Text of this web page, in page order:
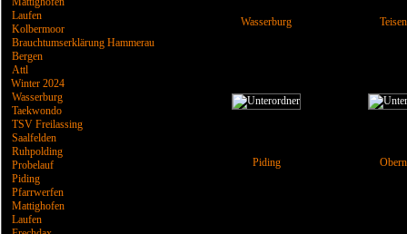
Laufen
Kolbermoor
Brauchtumserklärung Hammerau
Bergen
Attl
Winter 2024
Wasserburg
Taekwondo
TSV Freilassing
Saalfelden
Ruhpolding
Probelauf
Piding
Pfarrwerfen
Mattighofen
Laufen
Wasserburg
Piding